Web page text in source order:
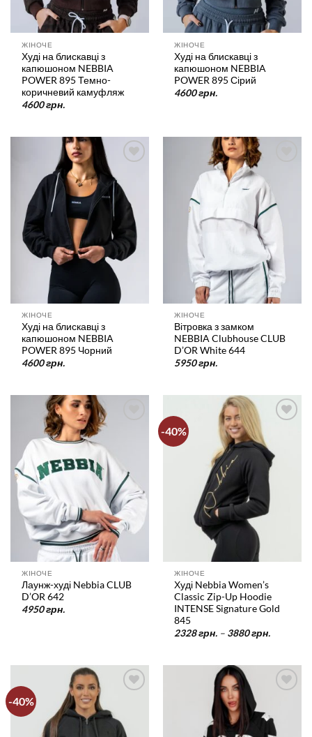
ЖІНОЧЕ
Худі на блискавці з
капюшоном NEBBIA
POWER 895 Темно-
коричневий камуфляж
4600грн.
ЖІНОЧЕ
Худі на блискавці з
капюшоном NEBBIA
POWER 895 Сірий
4600грн.
список
бажань
ЖІНОЧЕ
Худі на блискавці з
капюшоном NEBBIA
POWER 895 Чорний
4600грн.
бажань
ЖІНОЧЕ
Вітровка з замком
NEBBIA Clubhouse CLUB
D’OR White 644
5950грн.
ЖІНОЧЕ
Лаунж-худі Nebbia CLUB
D’OR 642
4950грн.
-40%
бажань
ЖІНОЧЕ
Худі Nebbia Women’s
Classic Zip-Up Hoodie
INTENSE Signature Gold
845
2328грн. – 3880грн.
до
3880
-40%
бажань
бажань